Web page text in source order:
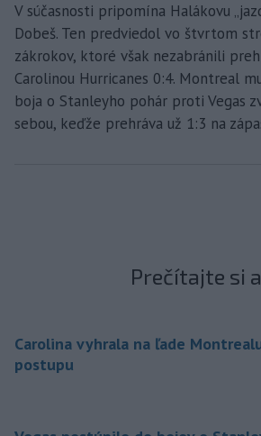
V súčasnosti pripomína Halákovu
Dobeš. Ten predviedol vo štvrtom
zákrokov, ktoré však nezabránili
Carolinou Hurricanes 0:4. Montreal
boja o Stanleyho pohár proti Vegas
sebou, keďže prehráva už 1:3 na
Prečítajte si
Carolina vyhrala na ľade
postupu